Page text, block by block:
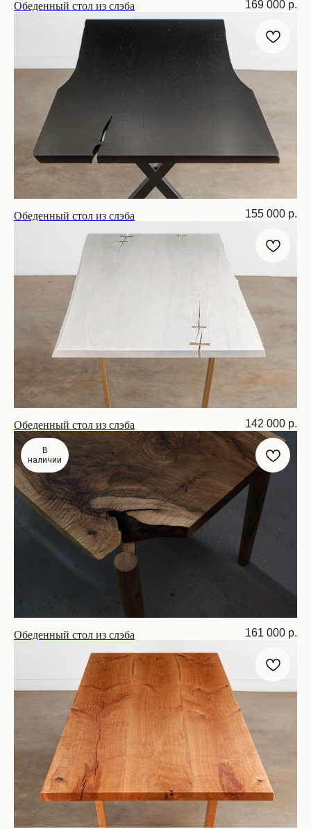
Обеденный стол из слэба
Размер: 200х80х75 см
169 000 р.
Обеденный стол из слэба
Размер: 200х90х75 см
155 000 р.
Обеденный стол из слэба
Размер: 170х70х75 см
142 000 р.
В
наличии
Обеденный стол из слэба
Размер: 160х75х75 см
161 000 р.